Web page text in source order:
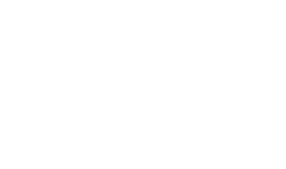
de La Liga